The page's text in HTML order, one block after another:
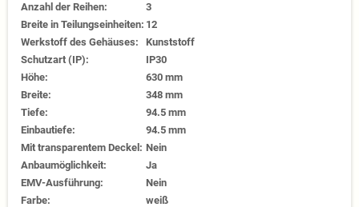
Anzahl der Reihen:
3
Breite in Teilungseinheiten: 12
Werkstoff des Gehäuses:
Kunststoff
Schutzart (IP):
IP30
Höhe:
630 mm
Breite:
348 mm
Tiefe:
94.5 mm
Einbautiefe:
94.5 mm
Mit transparentem Deckel: Nein
Anbaumöglichkeit:
Ja
EMV-Ausführung:
Nein
Farbe:
weiß